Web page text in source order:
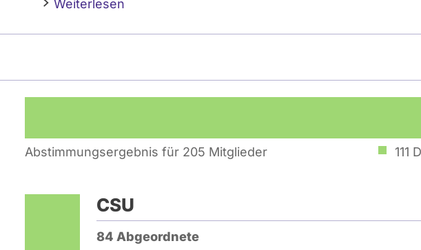
Weiterlesen
Abstimmungsergebnis für 205 Mitglieder 111
CSU
84 Abgeordnete